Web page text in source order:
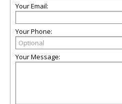
Your Email:
Your Phone:
Your Message: